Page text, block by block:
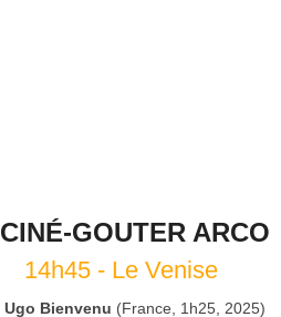
CINÉ-GOUTER ARCO
14h45 - Le Venise
Ugo Bienvenu (France, 1h25, 2025)